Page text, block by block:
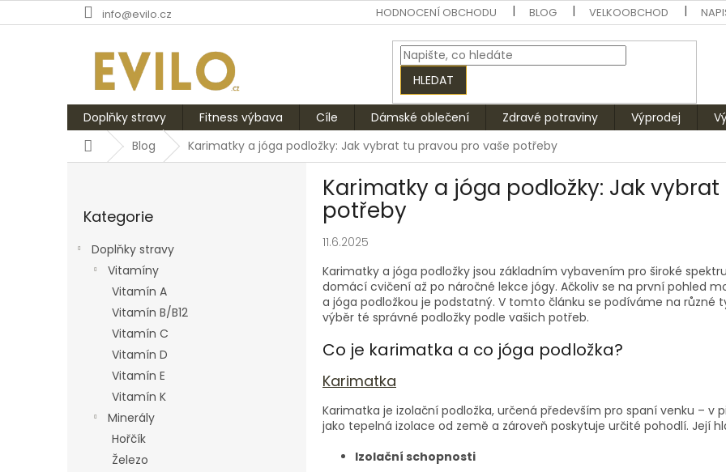
na
info@evilo.cz HODNOCENÍ OBCHODU BLOG VELKOOBCHOD
HLEDAT
Doplňky stravy Fitness výbava Cíle Dámské oblečení Zdravé potraviny Výprodej
DomůBlog Karimatky a jóga podložky: Jak vybrat tu pravou pro vaše potřeby
kategorie
Kategorie
Doplňky stravy
Vitamíny
Vitamín A
Vitamín B/B12
Vitamín C
Vitamín D
Vitamín E
Vitamín K
Minerály
Hořčík
Železo
Karimatky a jóga podložky: Jak
potřeby
11.6.2025
Karimatky a jóga podložky jsou základním vybavením pro široké
domácí cvičení až po náročné lekce jógy. Ačkoliv se na první pohled
a jóga podložkou je podstatný. V tomto článku se podíváme na různé
výběr té správné podložky podle vašich potřeb.
Co je karimatka a co jóga podložka?
Karimatka
Karimatka je izolační podložka, určená především pro spaní venku – v
jako tepelná izolace od země a zároveň poskytuje určité pohodlí. Její
Izolační schopnosti